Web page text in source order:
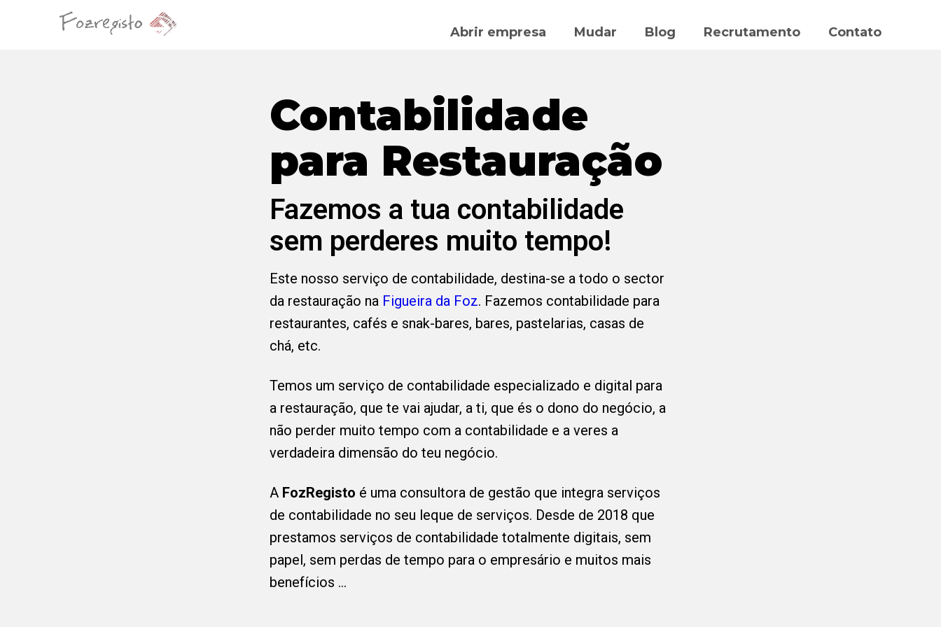
Abrir empresa Mudar Blog Recrutamento Contato
Contabilidade
para Restauração
Fazemos a tua contabilidade
sem perderes muito tempo!
Este nosso serviço de contabilidade, destina-se a todo o sector
da restauração na Figueira da Foz. Fazemos contabilidade para
restaurantes, cafés e snak-bares, bares, pastelarias, casas de
chá, etc.
Temos um serviço de contabilidade especializado e digital para
a restauração, que te vai ajudar, a ti, que és o dono do negócio, a
não perder muito tempo com a contabilidade e a veres a
verdadeira dimensão do teu negócio.
A FozRegisto é uma consultora de gestão que integra serviços
de contabilidade no seu leque de serviços. Desde de 2018 que
prestamos serviços de contabilidade totalmente digitais, sem
papel, sem perdas de tempo para o empresário e muitos mais
benefícios ...